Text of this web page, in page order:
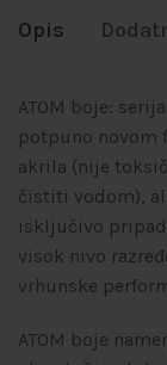
Opis
ATOM boje:
potpuno novom
akrila (nije
čistiti vodom),
isključivo
visok nivo
vrhunske
ATOM boje